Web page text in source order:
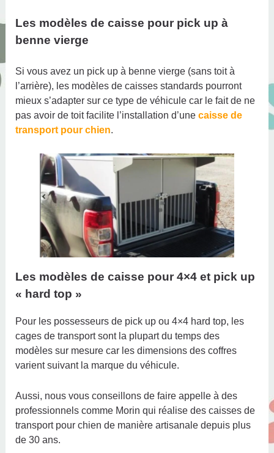
Les modèles de caisse pour pick up à
benne vierge
Si vous avez un pick up à benne vierge (sans toit à
l’arrière), les modèles de caisses standards pourront
mieux s’adapter sur ce type de véhicule car le fait de ne
pas avoir de toit facilite l’installation d’une caisse de
transport pour chien.
Les modèles de caisse pour 4×4 et pick up
« hard top »
Pour les possesseurs de pick up ou 4×4 hard top, les
cages de transport sont la plupart du temps des
modèles sur mesure car les dimensions des coffres
varient suivant la marque du véhicule.
Aussi, nous vous conseillons de faire appelle à des
professionnels comme Morin qui réalise des caisses de
transport pour chien de manière artisanale depuis plus
de 30 ans.